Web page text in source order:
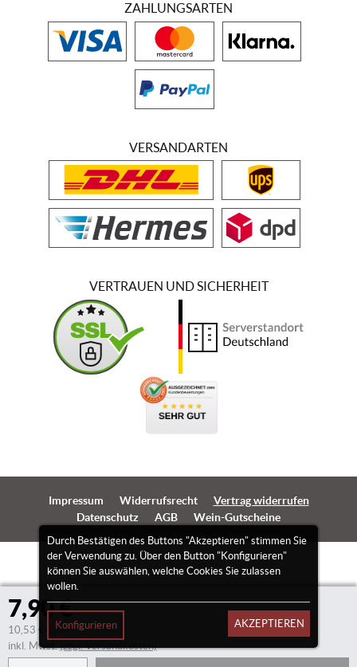
7,90 €
10,53 €/Liter
inkl. Mwst.(zzgl. Versandkosten)
Durch Bestätigen des Buttons "Akzeptieren" stimmen Sie
der Verwendung zu. Über den Button "Konfigurieren"
können Sie auswählen, welche Cookies Sie zulassen
wollen.
Konfigurieren AKZEPTIEREN
ZAHLUNGSARTEN
VERSANDARTEN
VERTRAUEN UND SICHERHEIT
Impressum Widerrufsrecht
Vertrag widerrufen
Datenschutz
AGB Wein-Gutscheine